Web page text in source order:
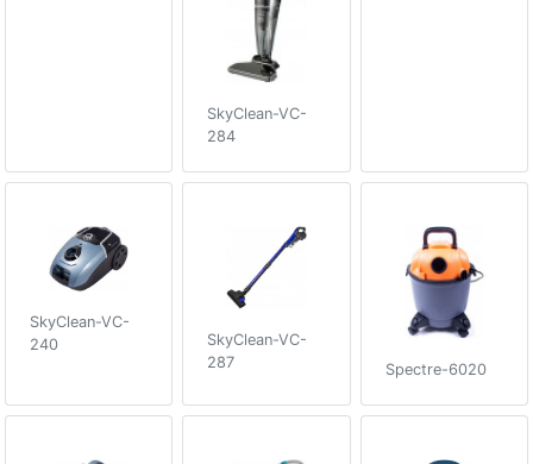
SkyClean-VC-
284
SkyClean-VC-
240
SkyClean-VC-
287
Spectre-6020